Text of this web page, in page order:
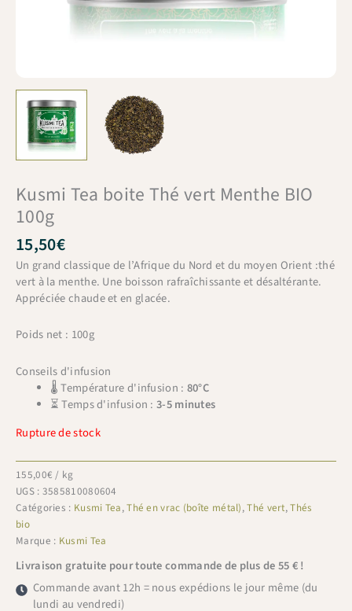
Kusmi Tea boite Thé vert Menthe BIO
100g
15,50€
Un grand classique de l’Afrique du Nord et du moyen Orient :thé
vert à la menthe. Une boisson rafraîchissante et désaltérante.
Appréciée chaude et en glacée.
Poids net : 100g
Conseils d'infusion
🌡 Température d'infusion : 80°C
⏳ Temps d'infusion :3-5 minutes
Rupture de stock
155,00€ / kg
UGS : 3585810080604
Catégories : Kusmi Tea,Thé en vrac (boîte métal),Thé vert,Thés
bio
Marque : Kusmi Tea
Livraison gratuite pour toute commande de plus de 55 € !
Commande avant 12h = nous expédions le jour même (du
lundi au vendredi)